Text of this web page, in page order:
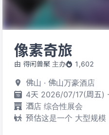
像素奇旅
由 得闲兽聚 主办 1,602
佛山 · 佛山万豪酒店
4天 2026/07/17(周五)
酒店 综合性展会
预估这是一个 大型规